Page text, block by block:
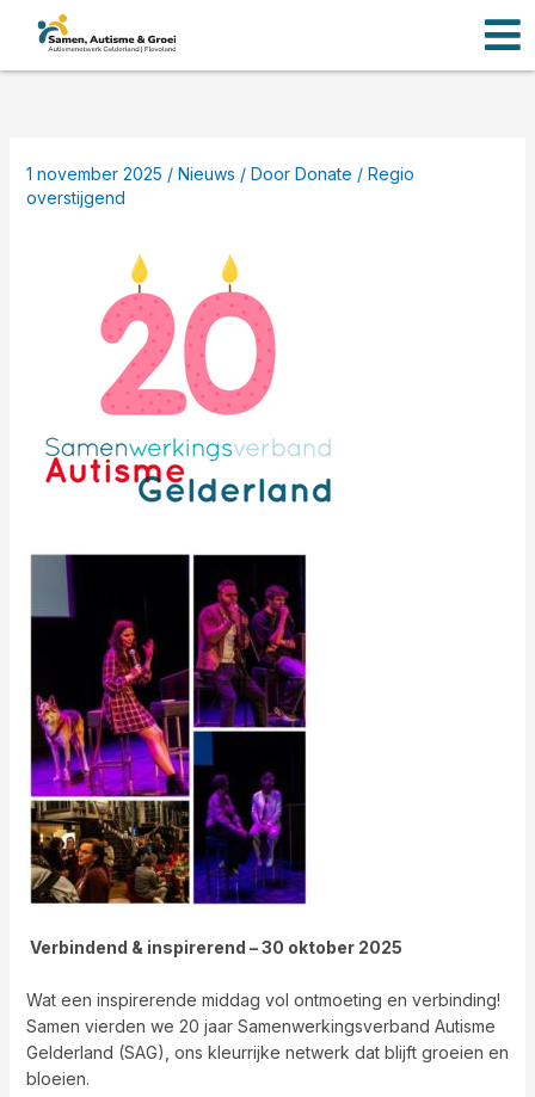
1 november 2025 / Nieuws / Door Donate / Regio
overstijgend
Verbindend & inspirerend – 30 oktober 2025
Wat een inspirerende middag vol ontmoeting en verbinding!
Samen vierden we 20 jaar Samenwerkingsverband Autisme
Gelderland (SAG), ons kleurrijke netwerk dat blijft groeien en
bloeien.